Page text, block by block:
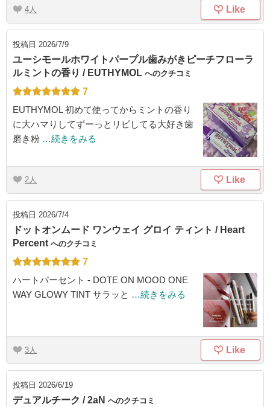
4 Like
投稿日 2026/7/9
ユーシモールホワイトパープル歯みがきピーチフローラ
ルミントの香り / EUTHYMOL へのクチコミ
7
EUTHYMOL 初めて使ってからミントの香り
に大ハマりしてずーっとリピしてる大好き歯
磨き粉 …続きをみる
2 Like
投稿日 2026/7/4
ドットオンムード ワンウェイ グロイ ティント / Heart
Percent へのクチコミ
7
ハートパーセント - DOTE ON MOOD ONE
WAY GLOWY TINT サラッと …続きをみる
3 Like
投稿日 2026/6/19
デュアルチーク / 2aN へのクチコミ